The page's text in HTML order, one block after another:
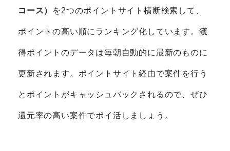
コース） を2つのポイントサイト横断検索して、
ポイントの高い順にランキング化しています。獲
得ポイントのデータは毎朝自動的に最新のものに
更新されます。ポイントサイト経由で案件を行う
とポイントがキャッシュバックされるので、ぜひ
還元率の高い案件でポイ活しましょう。